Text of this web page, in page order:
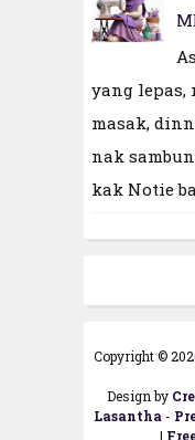
yang
masak,
nak
kak Notie
Copyright ©
Design by
Lasantha-
|